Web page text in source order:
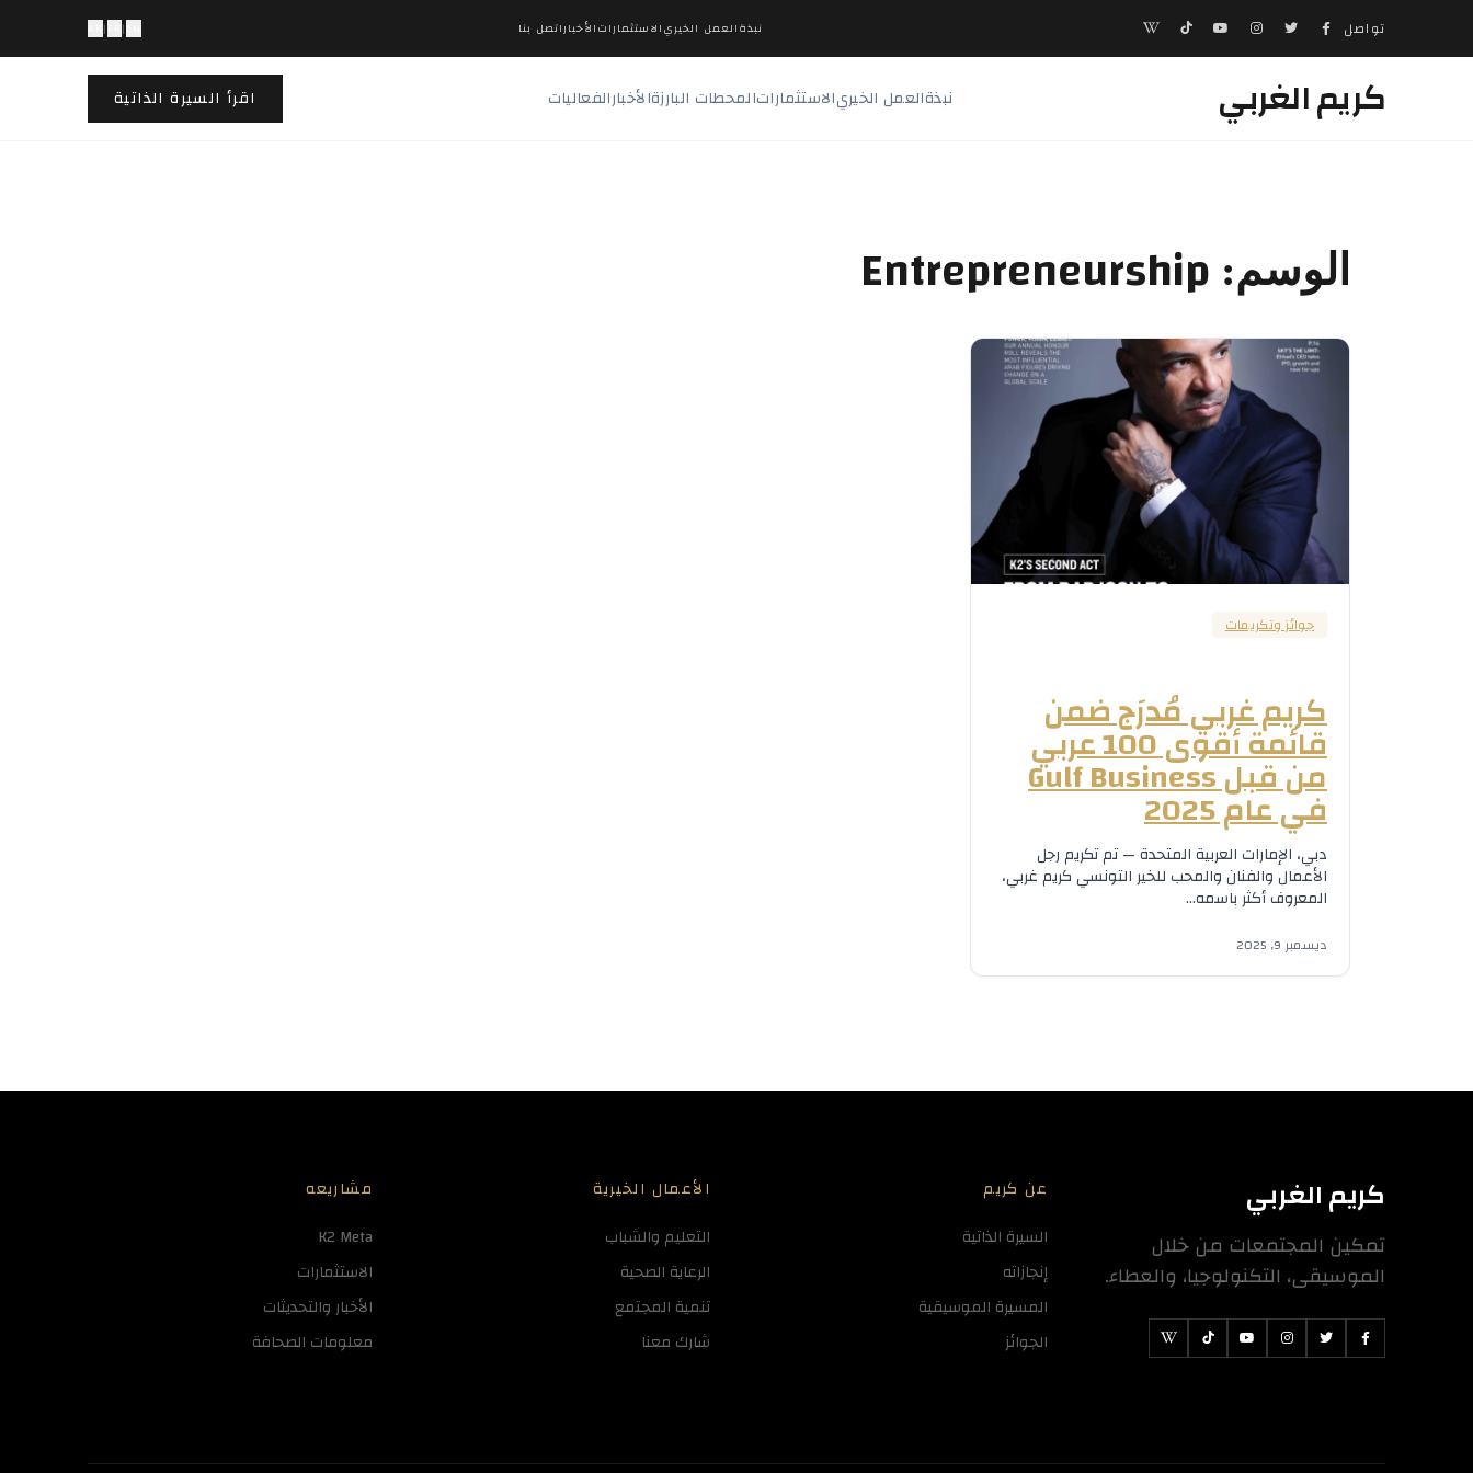
تواصل نبذةالعمل الخيريالاستثماراتالأخباراتصل بنا |
|
كريم الغربي نبذةالعمل الخيريالاستثماراتالمحطات البارزةالأخبارالفعاليات اقرأ السيرة الذاتية
الوسم: Entrepreneurship
جوائز وتكريمات
كريم غربي مُدرَج ضمن
قائمة أقوى 100 عربي
من قبل Gulf Business
في عام 2025
دبي، الإمارات العربية المتحدة — تم تكريم رجل
الأعمال والفنان والمحب للخير التونسي كريم غربي،
المعروف أكثر باسمه…
ديسمبر 9, 2025
كريم الغربي
تمكين المجتمعات من خلال
الموسيقى، التكنولوجيا، والعطاء.
عن كريم
السيرة الذاتية
إنجازاته
المسيرة الموسيقية
الجوائز
الأعمال الخيرية
التعليم والشباب
الرعاية الصحية
تنمية المجتمع
شارك معنا
مشاريعه
K2 Meta
الاستثمارات
الأخبار والتحديثات
معلومات الصحافة